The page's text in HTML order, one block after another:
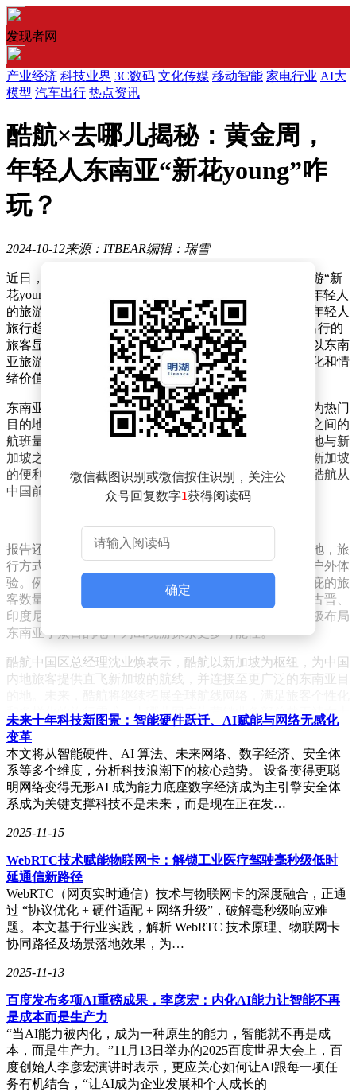
发现者网
产业经济 科技业界 3C数码 文化传媒 移动智能 家电行业 AI大
模型 汽车出行 热点资讯
酷航×去哪儿揭秘：黄金周，
年轻人东南亚“新花young”咋
玩？
2024-10-12来源：ITBEAR编辑：瑞雪
近日，酷航与去哪儿旅行联合发布了《当代年轻人出境游“新
花young”》报告，深入分析了本年度及十一黄金周假期年轻人
的旅游消费新趋势。报告显示，受多项免签政策影响，年轻人
旅行趋势呈现出更灵活、即兴的特点，出发前7天预订出行的
旅客显著增加。非一线城市旅客出境游增速尤为显著，以东南
亚旅游消费行为为例，反映出年轻一代对个性化、多元化和情
绪价值的强烈追求。
东南亚旅游市场因免签政策利好而全面复苏，新马泰成为热门
目的地。新加坡作为东南亚重要的旅行枢纽，其与中国之间的
航班量已恢复至疫情前水平甚至更高。酷航作为中国内地与新
加坡之间直飞航点最多的航空公司，为旅客提供了直飞新加坡
的便利，并可转机至东南亚30多个目的地。十一期间，酷航从
中国前往新加坡的航班客座率达到高峰。
报告还显示，年轻人在目的地选择上更倾向于小众旅游地，旅
行方式上则偏爱沉浸式海岛旅行或与大自然亲密接触的户外体
验。例如，经新加坡中转的海岛目的地中，马来西亚亚庇的旅
客数量大幅增长。同时，东南亚小众目的地如马来西亚古晋、
印度尼西亚龙目岛等，也吸引了众多年轻旅客。酷航积极布局
东南亚小众目的地，为出境游探索更多可能性。
酷航中国区总经理沈业焕表示，酷航以新加坡为枢纽，为中国
内地旅客提供直飞新加坡的航线，并连接至更广泛的东南亚目
和多样化的旅行需求。去哪儿网广告营销业务部总裁王靖女士
也表示，去哪儿旅行将继续努力，为旅客提供更优质的服务和
更丰富的旅游产品。
酷航作为新加坡航空集团旗下的低成本航空公司，自2012年首
飞以来，已为超过8200万名旅客提供服务。其全球航线网络覆
盖71个目的地，遍及亚太、中东和欧洲的15个国家和地区。酷
航以独特的态度——酷航精神，提供安全、可靠、实惠的旅行
通过此次与去哪儿旅行的联合报告发布，酷航进一步展示了其
在年轻人旅游市场中的洞察力和创新能力。未来，酷航将继续
携手行业伙伴，推动文化交流，赋予旅行更丰富的社会价值和
意义。
微信截图识别或微信按住识别，关注公
众号回复数字1获得阅读码
确定
未来十年科技新图景：智能硬件跃迁、AI赋能与网络无感化
变革
本文将从智能硬件、AI 算法、未来网络、数字经济、安全体
系等多个维度，分析科技浪潮下的核心趋势。 设备变得更聪
明网络变得无形AI 成为能力底座数字经济成为主引擎安全体
系成为关键支撑科技不是未来，而是现在正在发…
2025-11-15
WebRTC技术赋能物联网卡：解锁工业医疗驾驶毫秒级低时
延通信新路径
WebRTC（网页实时通信）技术与物联网卡的深度融合，正通
过 “协议优化 + 硬件适配 + 网络升级”，破解毫秒级响应难
题。本文基于行业实践，解析 WebRTC 技术原理、物联网卡
协同路径及场景落地效果，为…
2025-11-13
百度发布多项AI重磅成果，李彦宏：内化AI能力让智能不再
是成本而是生产力
“当AI能力被内化，成为一种原生的能力，智能就不再是成
本，而是生产力。”11月13日举办的2025百度世界大会上，百
度创始人李彦宏演讲时表示，更应关心如何让AI跟每一项任
务有机结合，“让AI成为企业发展和个人成长的